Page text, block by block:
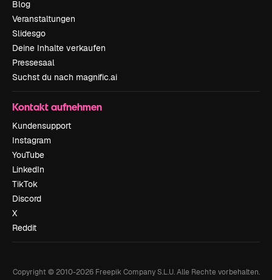
Blog
Veranstaltungen
Slidesgo
Deine Inhalte verkaufen
Pressesaal
Suchst du nach magnific.ai
Kontakt aufnehmen
Kundensupport
Instagram
YouTube
LinkedIn
TikTok
Discord
X
Reddit
Copyright © 2010-2026Freepik Company S.L.U. Alle Rechte vorbehalten.